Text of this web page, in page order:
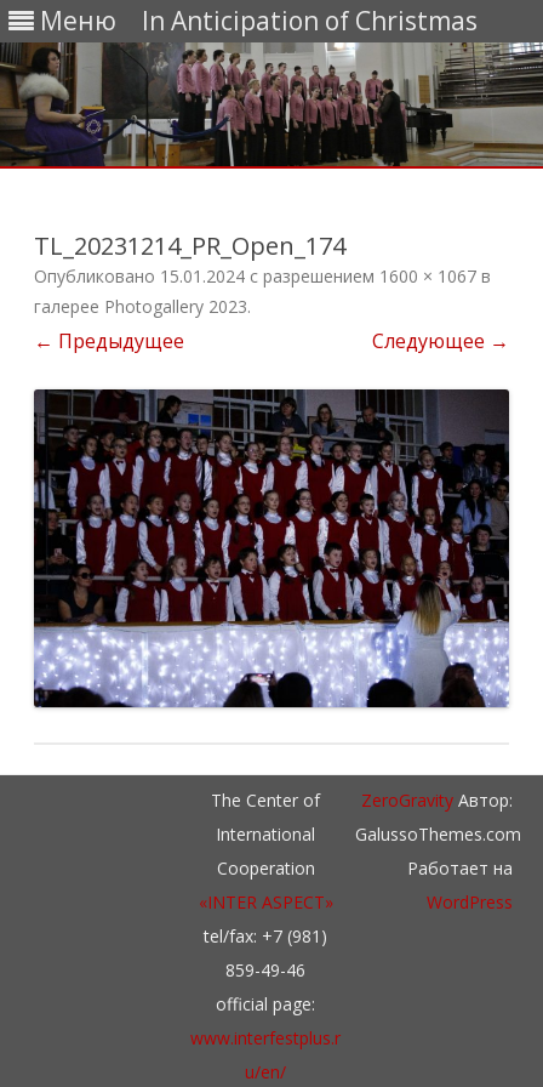
Меню In Anticipation of Christmas
TL_20231214_PR_Open_174
Опубликовано 15.01.2024 с разрешением 1600 × 1067 в
галерее Photogallery 2023.
← Предыдущее Следующее →
The Center of
International
Cooperation
«INTER ASPECT»
tel/fax: +7 (981)
859-49-46
official page:
www.interfestplus.r
u/en/
ZeroGravityАвтор:
GalussoThemes.com
Работает на
WordPress